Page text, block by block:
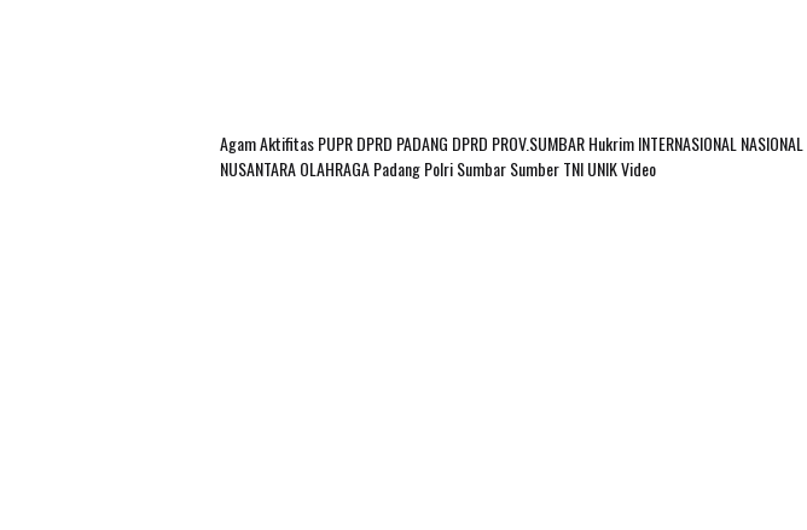
AgamAktifitas PUPRDPRD PADANG DPRD PROV.SUMBARHukrimINTERNASIONAL NASIONAL
NUSANTARAOLAHRAGAPadangPolriSumbarSumberTNIUNIKVideo